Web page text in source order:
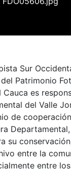
Sur
Patrimonio
Cauca es
del Valle
de
su
entre la
entre